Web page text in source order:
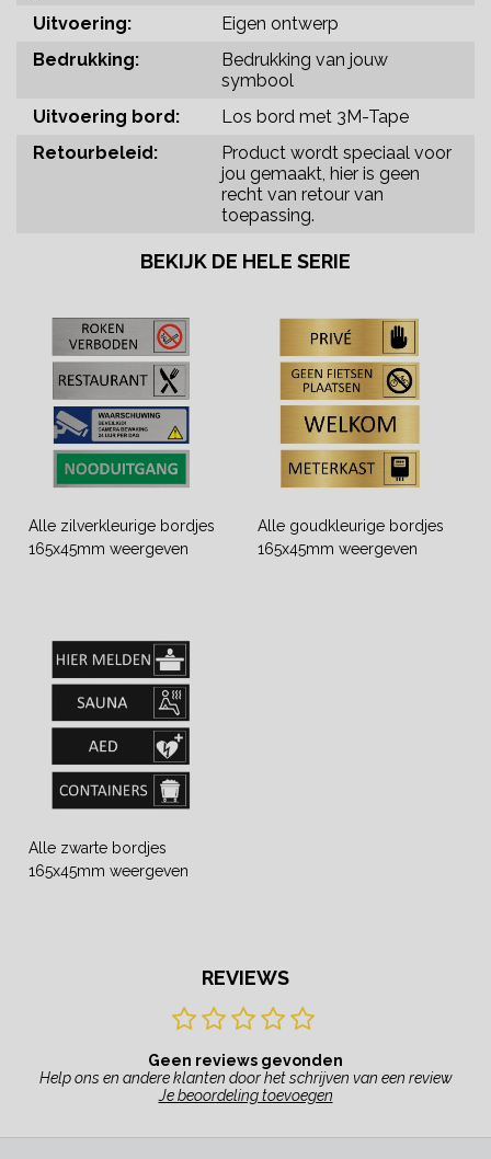
Uitvoering:
Eigen ontwerp
Bedrukking:
Bedrukking van jouw
symbool
Uitvoering bord:
Los bord met 3M-Tape
Retourbeleid:
Product wordt speciaal voor
jou gemaakt, hier is geen
recht van retour van
toepassing.
BEKIJK DE HELE SERIE
Alle zilverkleurige bordjes
165x45mm weergeven
Alle goudkleurige bordjes
165x45mm weergeven
Alle zwarte bordjes
165x45mm weergeven
REVIEWS
Geen reviews gevonden
Help ons en andere klanten door het schrijven van een review
Je beoordeling toevoegen